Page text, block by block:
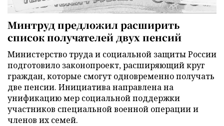
Минтруд предложил расширить
список получателей двух пенсий
Министерство труда и социальной защиты России
подготовило законопроект, расширяющий круг
граждан, которые смогут одновременно получать
две пенсии. Инициатива направлена на
унификацию мер социальной поддержки
участников специальной военной операции и
членов их семей.